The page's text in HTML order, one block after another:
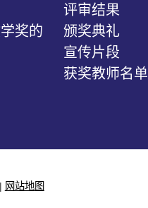
奖的
评审结果
颁奖典礼
宣传片段
获奖教师名单
网站地图